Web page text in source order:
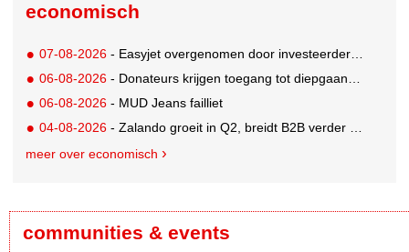
economisch
07-08-2026 - Easyjet overgenomen door investeerder Apollo
06-08-2026 - Donateurs krijgen toegang tot diepgaandere informatie over goede doelen
06-08-2026 - MUD Jeans failliet
04-08-2026 - Zalando groeit in Q2, breidt B2B verder uit en innoveert met AI
meer over economisch
communities & events